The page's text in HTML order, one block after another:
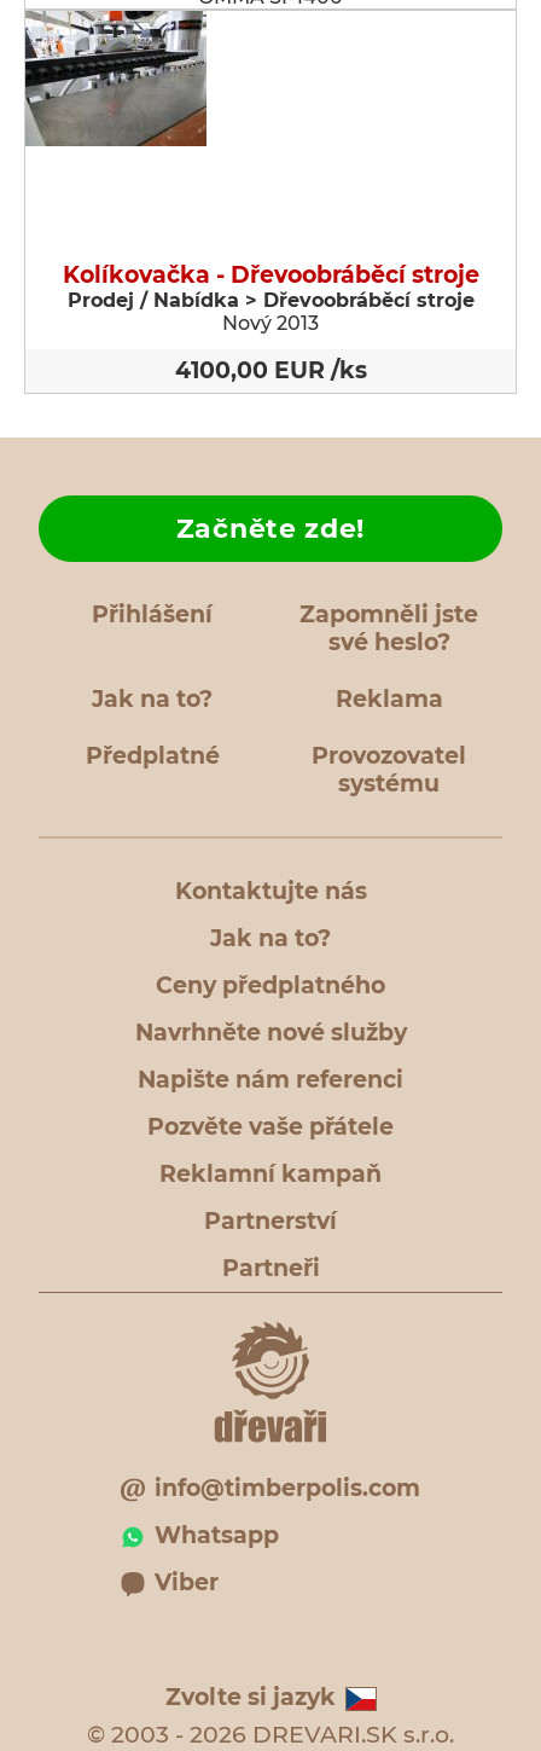
Kolíkovačka - Dřevoobráběcí stroje
Prodej / Nabídka > Dřevoobráběcí stroje
Nový 2013
4100,00 EUR /ks
Přihlášení
Zapomněli jste
své heslo?
Jak na to?
Začněte zde!
Reklama
Předplatné
Provozovatel
systému
Kontaktujte nás
Jak na to?
Ceny předplatného
Navrhněte nové služby
Napište nám referenci
Pozvěte vaše přátele
Reklamní kampaň
Partnerství
Partneři
info@timberpolis.com
Whatsapp
Viber
Zvolte si jazyk
© 2003 - 2026 DREVARI.SK s.r.o.